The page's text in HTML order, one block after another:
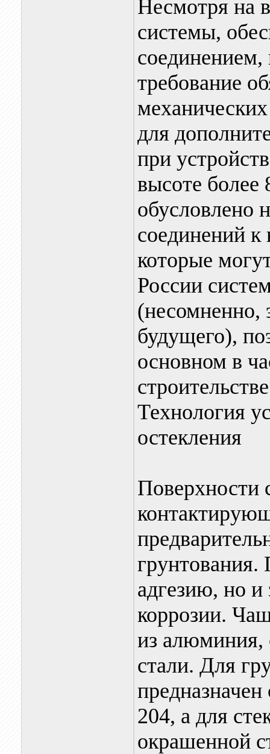
Несмотря на
системы,
соединением,
требование
для
при
высоте более
обусловлено
соединений
которые
России
(несомненно,
будущего),
основном в
Технология
остекления
Поверхности
грунтования.
адгезию, но и
коррозии.
из алюминия,
стали. Для
204, а для
окрашенной